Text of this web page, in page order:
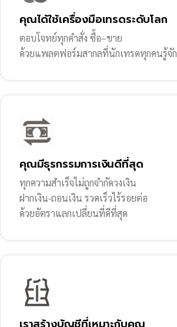
คุณได้ใช้เครื่องมือเทรดระดับโลก
ตอบโจทย์ทุกคำสั่ง ซื้อ–ขาย
ด้วยแพลตฟอร์มสากลที่นักเทรดทุกคนรู้จัก
คุณมีธุรกรรมการเงินดีที่สุด
ทุกความสำเร็จไม่ถูกจำกัดวงเงิน
ฝากเงิน-ถอนเงิน รวดเร็วไร้รอยต่อ
ด้วยอัตราแลกเปลี่ยนที่ดีที่สุด